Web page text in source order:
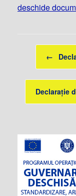
deschide
Post navigation
←
Declarație